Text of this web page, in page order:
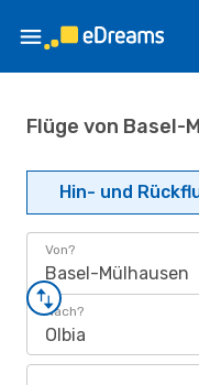
Flüge von Basel-
Hin- und
Von?
Basel-Mülhausen
Nach?
Olbia